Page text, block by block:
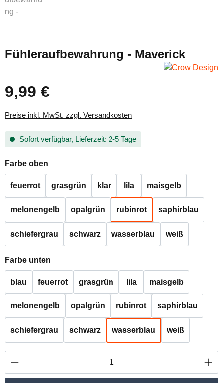
Fühleraufbewahrung - Maverick
Regulärer Preis:
9,99 €
Preise inkl. MwSt. zzgl. Versandkosten
Sofort verfügbar, Lieferzeit: 2-5 Tage
Farbe oben
feuerrot grasgrün klar lila maisgelb
melonengelb opalgrün rubinrot saphirblau
schiefergrau schwarz wasserblau weiß
Farbe unten
blau feuerrot grasgrün lila maisgelb
melonengelb opalgrün rubinrot saphirblau
schiefergrau schwarz wasserblau weiß
Produkt Anzahl: Gib den gewünschten